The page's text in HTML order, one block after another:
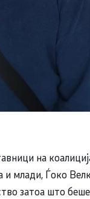
на
и млади, Ѓоко
затоа што